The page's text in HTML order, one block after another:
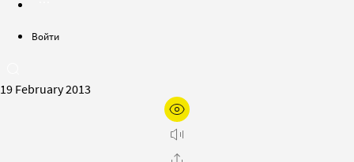
Войти
19 February 2013